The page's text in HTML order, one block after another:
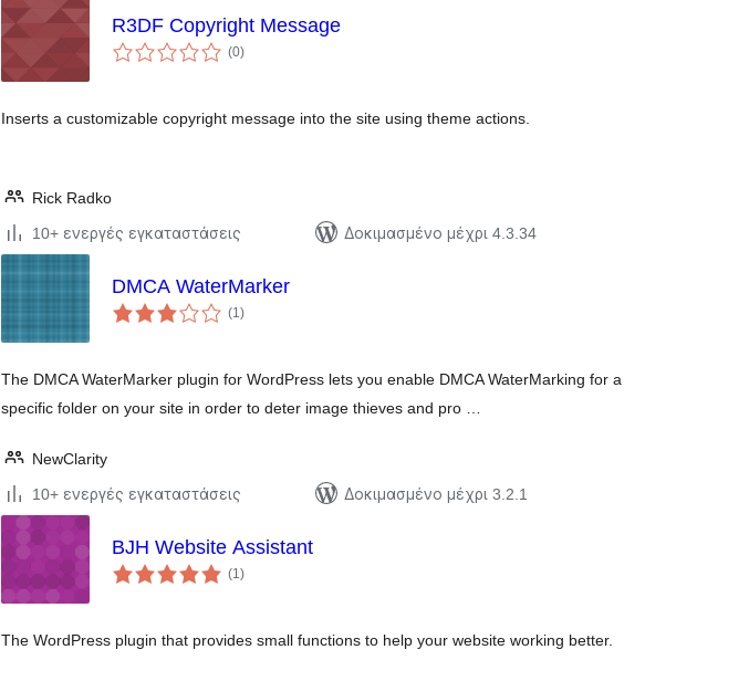
R3DF Copyright Message
(0αξιολογήσεις
σύνολο
)
Inserts a customizable copyright message into the site using theme actions.
Rick Radko
10+ ενεργές εγκαταστάσεις
Δοκιμασμένο μέχρι 4.3.34
DMCA WaterMarker
(1αξιολογήσεις
σύνολο
)
The DMCA WaterMarker plugin for WordPress lets you enable DMCA WaterMarking for a
specific folder on your site in order to deter image thieves and pro …
NewClarity
10+ ενεργές εγκαταστάσεις
Δοκιμασμένο μέχρι 3.2.1
BJH Website Assistant
(1αξιολογήσεις
σύνολο
)
The WordPress plugin that provides small functions to help your website working better.